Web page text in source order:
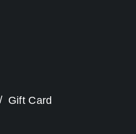
Gift Card